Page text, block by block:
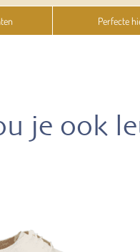
Perfecte
je ook